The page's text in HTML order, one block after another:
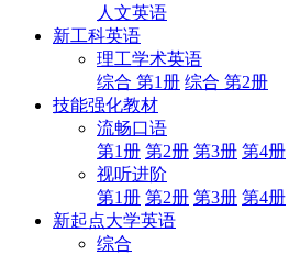
人文英语
新工科英语
理工学术英语
综合 第1册 综合 第2册
技能强化教材
流畅口语
第1册 第2册 第3册 第4册
视听进阶
第1册 第2册 第3册 第4册
新起点大学英语
综合